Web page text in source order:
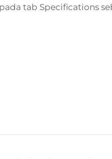
tab Specifications